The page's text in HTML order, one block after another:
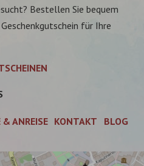
Bestellen Sie bequem
für Ihre
& ANREISE KONTAKT BLOG